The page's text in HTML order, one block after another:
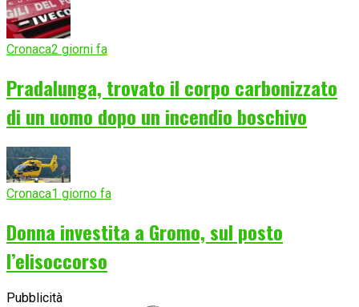
Cronaca2 giorni fa
Pradalunga, trovato il corpo carbonizzato
di un uomo dopo un incendio boschivo
Cronaca1 giorno fa
Donna investita a Gromo, sul posto
l’elisoccorso
Pubblicità